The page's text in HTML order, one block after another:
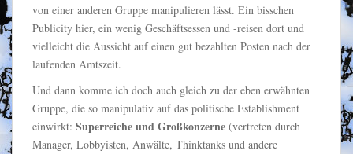
von einer anderen Gruppe manipulieren lässt. Ein bisschen
Publicity hier, ein wenig Geschäftsessen und -reisen dort und
vielleicht die Aussicht auf einen gut bezahlten Posten nach der
laufenden Amtszeit.
Und dann komme ich doch auch gleich zu der eben erwähnten
Gruppe, die so manipulativ auf das politische Establishment
einwirkt: Superreiche und Großkonzerne (vertreten durch
Manager, Lobbyisten, Anwälte, Thinktanks und andere